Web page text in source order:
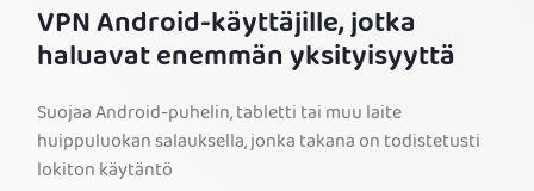
Blogi
Kirjaudu sisään
VPN Android-käyttäjille, jotka
haluavat enemmän yksityisyyttä
Suojaa Android-puhelin, tabletti tai muu laite
huippuluokan salauksella, jonka takana on todistetusti
lokiton käytäntö